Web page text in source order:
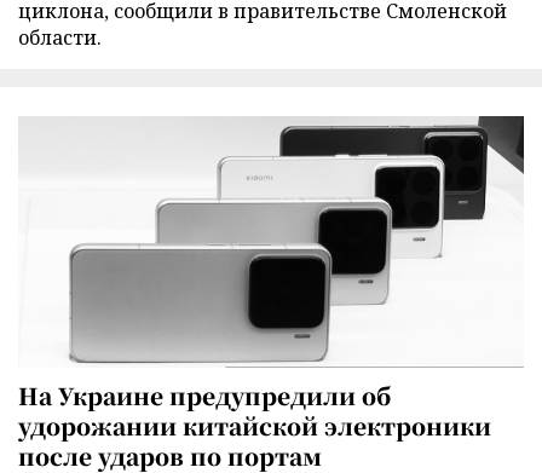
циклона, сообщили в правительстве Смоленской
области.
На Украине предупредили об
удорожании китайской электроники
после ударов по портам